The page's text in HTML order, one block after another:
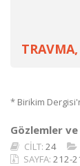
* Birikim
Gözlemler
CİLT: 24
SAYFA: 212-